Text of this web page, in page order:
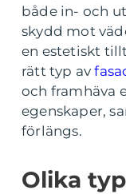
både in- och
skydd mot
en estetiskt
rätt typ av
och framhäva
egenskaper,
förlängs.
Olika